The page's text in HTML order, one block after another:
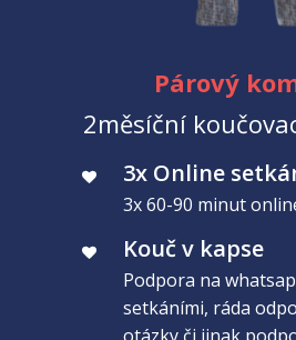
Párový
2měsíční
3x Online
3x 60-90 minut
Kouč v kapse
Podpora na
setkáními, ráda